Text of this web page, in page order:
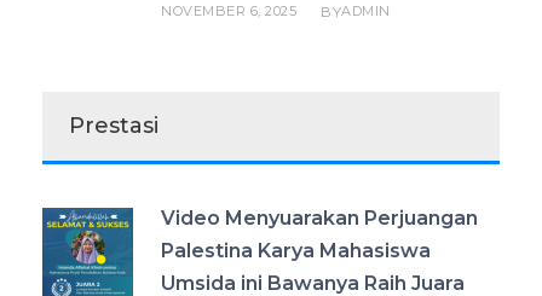
NOVEMBER 6, 2025 BYADMIN
Prestasi
Video Menyuarakan Perjuangan
Palestina Karya Mahasiswa
Umsida ini Bawanya Raih Juara